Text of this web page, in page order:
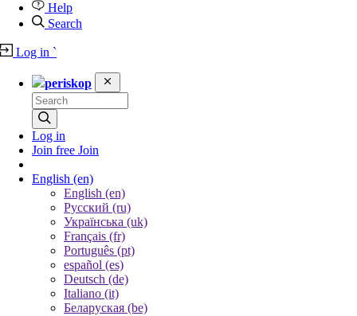
Help
Search
Log in `
periskop
Log in
Join free Join
English (en)
English (en)
Русский (ru)
Українська (uk)
Français (fr)
Português (pt)
español (es)
Deutsch (de)
Italiano (it)
Беларуская (be)